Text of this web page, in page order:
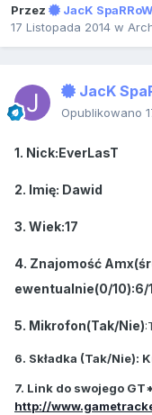
Przez
JacK SpaRRoW
17 Listopada 2014 w
JacK
Opublikowano
1. Nick:EverLasT
2. Imię: Dawid
3. Wiek:17
4. Znajomość
ewentualnie(0/10):6/
5. Mikrofon(Tak/Nie)
6. Składka (Tak/Nie):
7. Link do swojego
http://